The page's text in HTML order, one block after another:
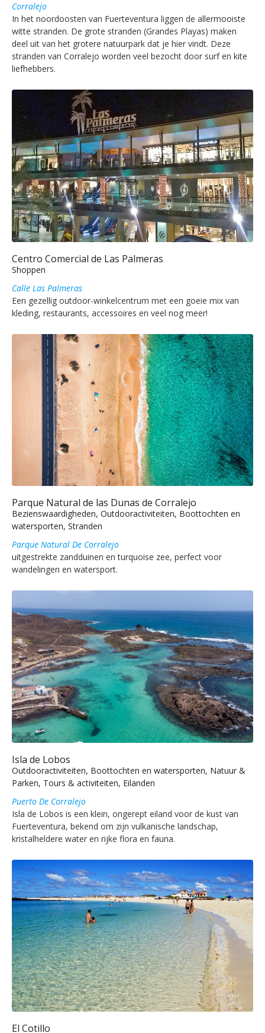
Corralejo
In het noordoosten van Fuerteventura liggen de allermooiste
witte stranden. De grote stranden (Grandes Playas) maken
deel uit van het grotere natuurpark dat je hier vindt. Deze
stranden van Corralejo worden veel bezocht door surf en kite
liefhebbers.
Centro Comercial de Las Palmeras
Shoppen
Calle Las Palmeras
Een gezellig outdoor-winkelcentrum met een goeie mix van
kleding, restaurants, accessoires en veel nog meer!
Parque Natural de las Dunas de Corralejo
Bezienswaardigheden, Outdooractiviteiten, Boottochten en
watersporten, Stranden
Parque Natural De Corralejo
uitgestrekte zandduinen en turquoise zee, perfect voor
wandelingen en watersport.
Isla de Lobos
Outdooractiviteiten, Boottochten en watersporten, Natuur &
Parken, Tours & activiteiten, Eilanden
Puerto De Corralejo
Isla de Lobos is een klein, ongerept eiland voor de kust van
Fuerteventura, bekend om zijn vulkanische landschap,
kristalheldere water en rijke flora en fauna.
El Cotillo